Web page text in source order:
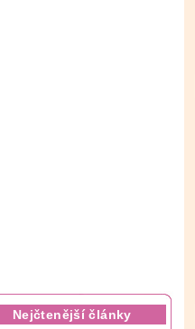
Nejčtenější články